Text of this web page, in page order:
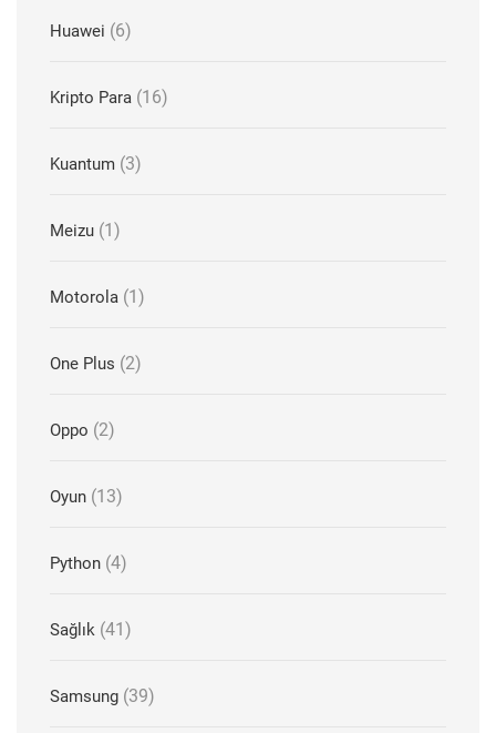
Huawei (6)
Kripto Para (16)
Kuantum (3)
Meizu (1)
Motorola (1)
One Plus (2)
Oppo (2)
Oyun (13)
Python (4)
Sağlık (41)
Samsung (39)